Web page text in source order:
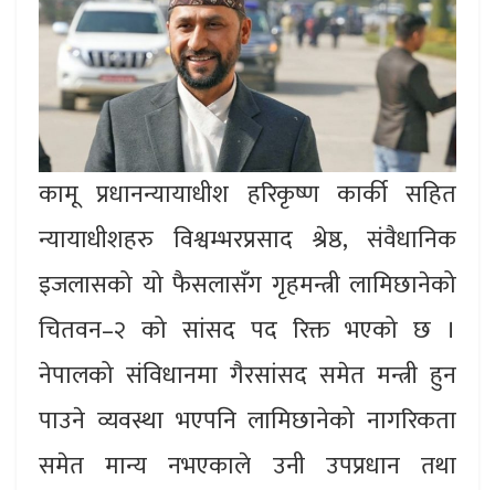
कामू प्रधानन्यायाधीश हरिकृष्ण कार्की सहित
न्यायाधीशहरु विश्वम्भरप्रसाद श्रेष्ठ, संवैधानिक
इजलासको यो फैसलासँग गृहमन्त्री लामिछानेको
चितवन–२ को सांसद पद रिक्त भएको छ ।
नेपालको संविधानमा गैरसांसद समेत मन्त्री हुन
पाउने व्यवस्था भएपनि लामिछानेको नागरिकता
समेत मान्य नभएकाले उनी उपप्रधान तथा